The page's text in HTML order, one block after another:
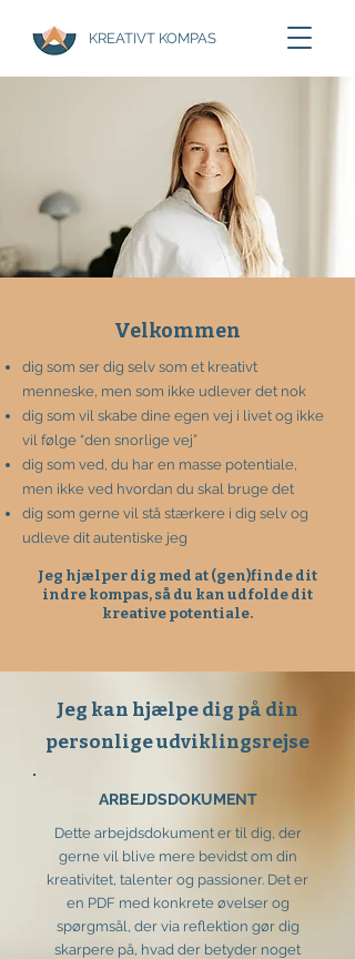
KREATIVT KOMPAS
Velkommen
dig som ser dig selv som et kreativt
menneske, men som ikke udlever det nok
dig som vil skabe dine egen vej i livet og ikke
vil følge “den snorlige vej”
dig som ved, du har en masse potentiale,
men ikke ved hvordan du skal bruge det
dig som gerne vil stå stærkere i dig selv og
udleve dit autentiske jeg
Jeg hjælper dig med at (gen)finde dit
indre kompas, så du kan udfolde dit
kreative potentiale.
Jeg kan hjælpe dig på din
personlige udviklingsrejse
ARBEJDSDOKUMENT
Dette arbejdsdokument er til dig, der
gerne vil blive mere bevidst om din
kreativitet, talenter og passioner. Det er
en PDF med konkrete øvelser og
spørgmsål, der via reflektion gør dig
skarpere på, hvad der betyder noget